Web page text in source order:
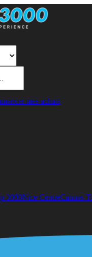
mes achats
3000Nice CentreCannes